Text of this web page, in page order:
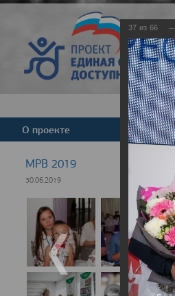
О проекте Команда
МРВ 2019
30.06.2019
37 из 66